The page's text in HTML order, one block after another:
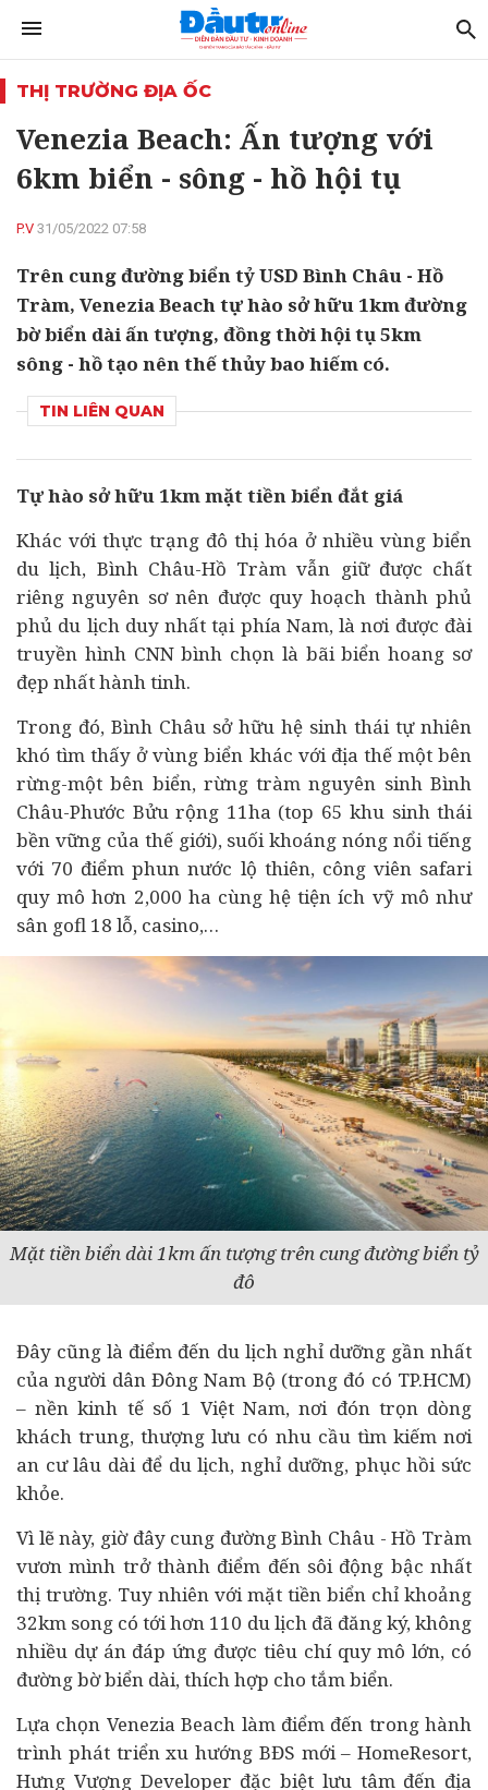
THỊ TRƯỜNG ĐỊA ỐC
Venezia Beach: Ấn tượng với
6km biển - sông - hồ hội tụ
P.V 31/05/2022 07:58
Trên cung đường biển tỷ USD Bình Châu - Hồ
Tràm, Venezia Beach tự hào sở hữu 1km đường
bờ biển dài ấn tượng, đồng thời hội tụ 5km
sông - hồ tạo nên thế thủy bao hiếm có.
TIN LIÊN QUAN
Tự hào sở hữu 1km mặt tiền biển đắt giá
Khác với thực trạng đô thị hóa ở nhiều vùng biển
du lịch, Bình Châu-Hồ Tràm vẫn giữ được chất
riêng nguyên sơ nên được quy hoạch thành phủ
phủ du lịch duy nhất tại phía Nam, là nơi được đài
truyền hình CNN bình chọn là bãi biển hoang sơ
đẹp nhất hành tinh.
Trong đó, Bình Châu sở hữu hệ sinh thái tự nhiên
khó tìm thấy ở vùng biển khác với địa thế một bên
rừng-một bên biển, rừng tràm nguyên sinh Bình
Châu-Phước Bửu rộng 11ha (top 65 khu sinh thái
bền vững của thế giới), suối khoáng nóng nổi tiếng
với 70 điểm phun nước lộ thiên, công viên safari
quy mô hơn 2,000 ha cùng hệ tiện ích vỹ mô như
sân gofl 18 lỗ, casino,…
Mặt tiền biển dài 1km ấn tượng trên cung đường biển tỷ
đô
Đây cũng là điểm đến du lịch nghỉ dưỡng gần nhất
của người dân Đông Nam Bộ (trong đó có TP.HCM)
– nềnkinh tếsố 1 Việt Nam, nơi đón trọn dòng
khách trung, thượng lưu có nhu cầu tìm kiếm nơi
an cư lâu dài để du lịch, nghỉ dưỡng, phục hồi sức
khỏe.
Vì lẽ này, giờ đây cung đường Bình Châu - Hồ Tràm
vươn mình trở thành điểm đến sôi động bậc nhất
thị trường. Tuy nhiên với mặt tiền biển chỉ khoảng
32km song có tới hơn 110 du lịch đã đăng ký, không
nhiều dự ánđáp ứng được tiêu chí quy mô lớn, có
đường bờ biển dài, thích hợp cho tắm biển.
Lựa chọn Venezia Beach làm điểm đến trong hành
trình phát triển xu hướng BĐS mới – HomeResort,
Hưng Vượng Developer đặc biệt lưu tâm đến địa